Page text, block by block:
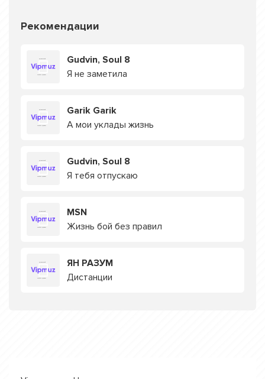
Рекомендации
Gudvin, Soul 8
Я не заметила
Garik Garik
А мои уклады жизнь
Gudvin, Soul 8
Я тебя отпускаю
MSN
Жизнь бой без правил
ЯН РАЗУМ
Дистанции